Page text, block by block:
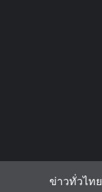
ข่าวทั่วไทย